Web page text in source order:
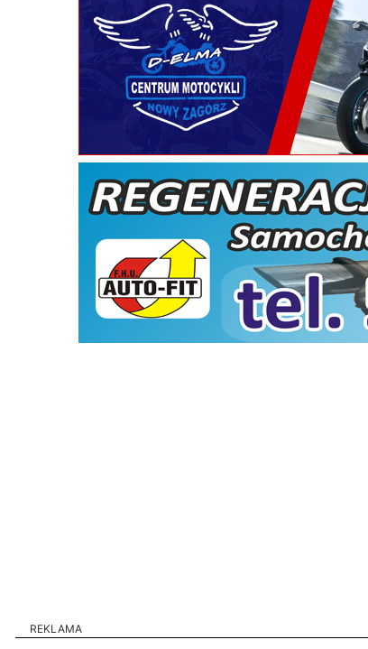
REKLAMA